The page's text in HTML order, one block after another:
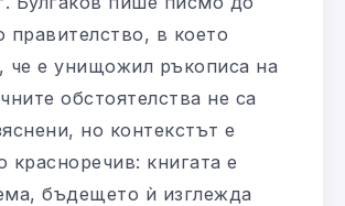
правителство, в което
че е унищожил ръкописа на
обстоятелства не са
но контекстът е
красноречив: книгата е
бъдещето ѝ изглежда